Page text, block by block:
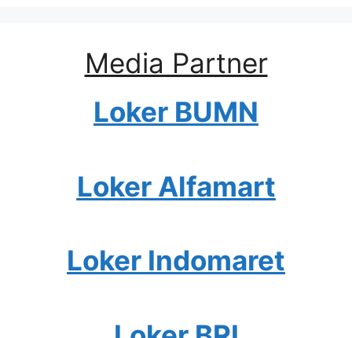
Media Partner
Loker BUMN
Loker Alfamart
Loker Indomaret